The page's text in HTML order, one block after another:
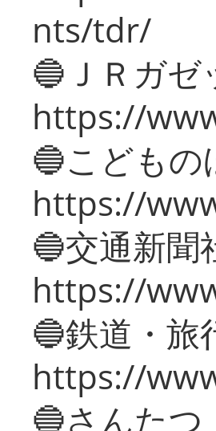
nts/tdr/
🔵ＪＲガゼ
https://
🔵こどもの
https://
🔵交通新聞
https://
🔵鉄道・旅
https://
🔵さんたつ